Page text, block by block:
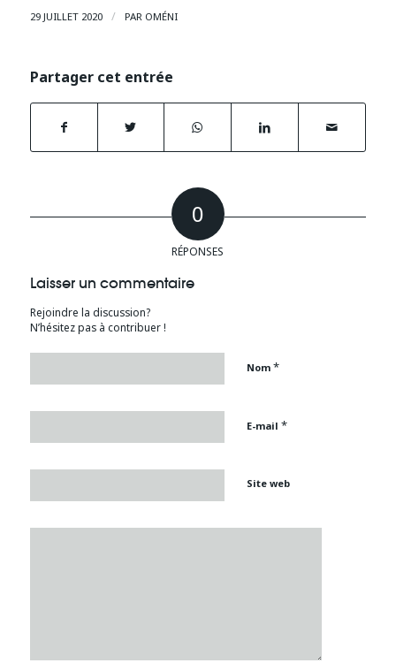
29 JUILLET 2020 / PAR OMÉNI
Partager cet entrée
0
RÉPONSES
Laisser un commentaire
Rejoindre la discussion?
N’hésitez pas à contribuer !
Nom *
E-mail *
Site web